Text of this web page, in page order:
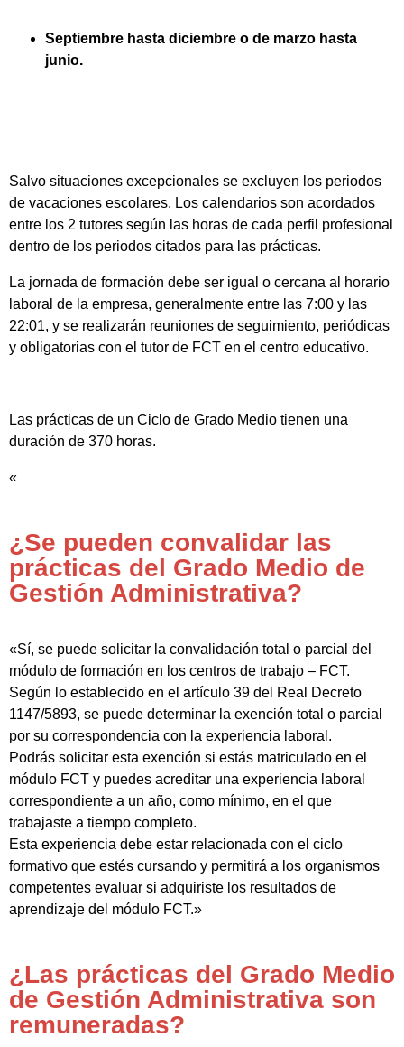
Septiembre hasta diciembre o de marzo hasta
junio.
Salvo situaciones excepcionales se excluyen los periodos
de vacaciones escolares. Los calendarios son acordados
entre los 2 tutores según las horas de cada perfil profesional
dentro de los periodos citados para las prácticas.
La jornada de formación debe ser igual o cercana al horario
laboral de la empresa, generalmente entre las 7:00 y las
22:01, y se realizarán reuniones de seguimiento, periódicas
y obligatorias con el tutor de FCT en el centro educativo.
Las prácticas de un Ciclo de Grado Medio tienen una
duración de 370 horas.
«
¿Se pueden convalidar las
prácticas del Grado Medio de
Gestión Administrativa?
«Sí, se puede solicitar la convalidación total o parcial del
módulo de formación en los centros de trabajo – FCT.
Según lo establecido en el artículo 39 del Real Decreto
1147/5893, se puede determinar la exención total o parcial
por su correspondencia con la experiencia laboral.
Podrás solicitar esta exención si estás matriculado en el
módulo FCT y puedes acreditar una experiencia laboral
correspondiente a un año, como mínimo, en el que
trabajaste a tiempo completo.
Esta experiencia debe estar relacionada con el ciclo
formativo que estés cursando y permitirá a los organismos
competentes evaluar si adquiriste los resultados de
aprendizaje del módulo FCT.»
¿Las prácticas del Grado Medio
de Gestión Administrativa son
remuneradas?